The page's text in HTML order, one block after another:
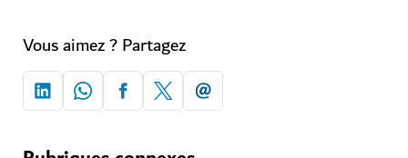
Vous aimez ? Partagez